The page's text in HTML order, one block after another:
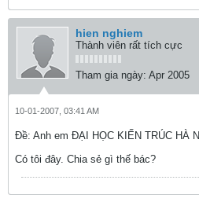
hien nghiem
Thành viên rất tích cực
Tham gia ngày: Apr 2005
10-01-2007, 03:41 AM
Ðề: Anh em ĐẠI HỌC KIẾN TRÚC HÀ
Có tôi đây. Chia sẻ gì thế bác?